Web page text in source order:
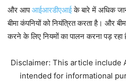
और आपआईआरडीएआईके बारे में अधिक
बीमा कंपनियों को नियंत्रित करता है। और
करने के लिए नियमों का पालन करना पड़ रहा
Disclaimer: This article include
intended for informational